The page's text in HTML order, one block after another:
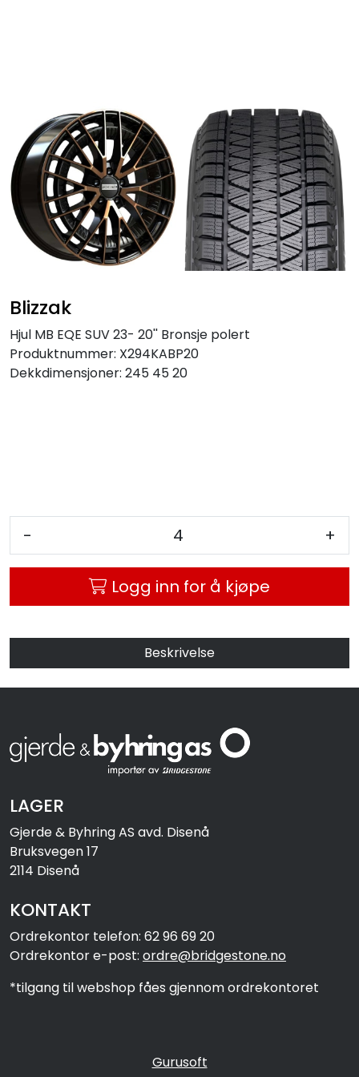
Blizzak
Hjul MB EQE SUV 23- 20'' Bronsje polert
Produktnummer: X294KABP20
Dekkdimensjoner: 245 45 20
- +
Logg inn for å kjøpe
Beskrivelse
LAGER
Gjerde & Byhring AS avd. Disenå
Bruksvegen 17
2114 Disenå
KONTAKT
Ordrekontor telefon: 62 96 69 20
Ordrekontor e-post: ordre@bridgestone.no
*tilgang til webshop fåes gjennom ordrekontoret
Gurusoft
Hjulpakker
Felger
Lastebil
Buss
Anlegg
MC